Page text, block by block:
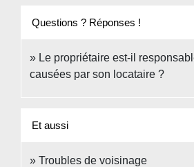
Questions ? Réponses !
Le propriétaire est-il
causées par son locataire ?
Et aussi
Troubles de voisinage